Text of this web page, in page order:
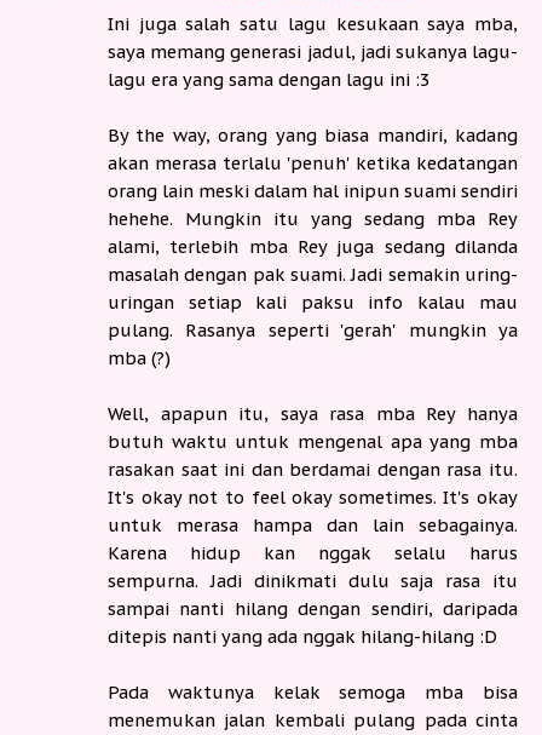
Ini juga salah satu lagu kesukaan saya mba,
saya memang generasi jadul, jadi sukanya lagu-
lagu era yang sama dengan lagu ini :3
By the way, orang yang biasa mandiri, kadang
akan merasa terlalu 'penuh' ketika kedatangan
orang lain meski dalam hal inipun suami sendiri
hehehe. Mungkin itu yang sedang mba Rey
alami, terlebih mba Rey juga sedang dilanda
masalah dengan pak suami. Jadi semakin uring-
uringan setiap kali paksu info kalau mau
pulang. Rasanya seperti 'gerah' mungkin ya
mba (?)
Well, apapun itu, saya rasa mba Rey hanya
butuh waktu untuk mengenal apa yang mba
rasakan saat ini dan berdamai dengan rasa itu.
It's okay not to feel okay sometimes. It's okay
untuk merasa hampa dan lain sebagainya.
Karena hidup kan nggak selalu harus
sempurna. Jadi dinikmati dulu saja rasa itu
sampai nanti hilang dengan sendiri, daripada
ditepis nanti yang ada nggak hilang-hilang :D
Pada waktunya kelak semoga mba bisa
menemukan jalan kembali pulang pada cinta